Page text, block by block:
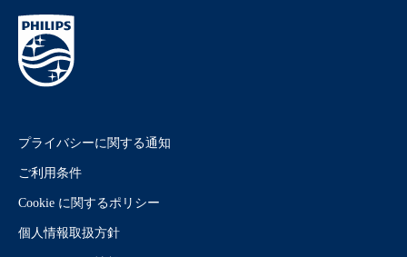
プライバシーに関する通知
ご利用条件
Cookie に関するポリシー
個人情報取扱方針